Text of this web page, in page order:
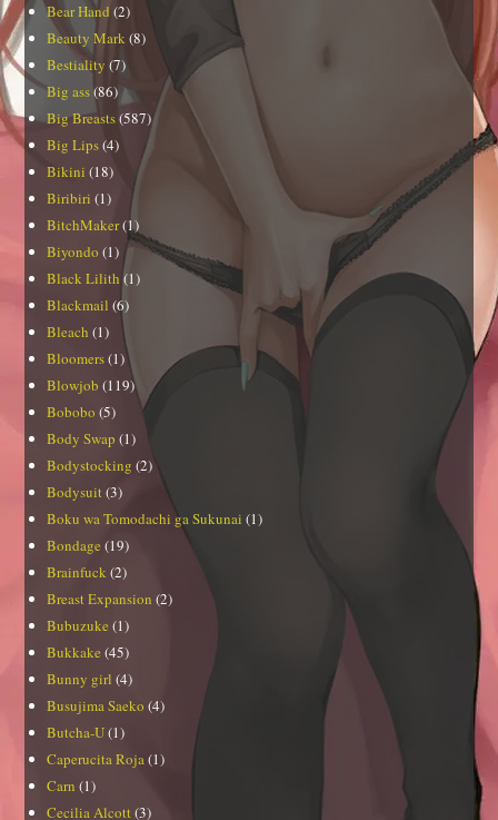
Bear Hand (2)
Beauty Mark (8)
Bestiality (7)
Big ass(86)
Big Breasts(587)
Big Lips(4)
Bikini (18)
Biribiri (1)
BitchMaker(1)
Biyondo (1)
Black Lilith (1)
Blackmail (6)
Bleach (1)
Bloomers(1)
Blowjob (119)
Bobobo (5)
Body Swap (1)
Bodystocking (2)
Bodysuit (3)
Boku wa Tomodachi ga Sukunai (1)
Bondage (19)
Brainfuck (2)
Breast Expansion (2)
Bubuzuke (1)
Bukkake (45)
Bunny girl (4)
Busujima Saeko (4)
Butcha-U(1)
Caperucita Roja(1)
Carn (1)
Cecilia Alcott (3)